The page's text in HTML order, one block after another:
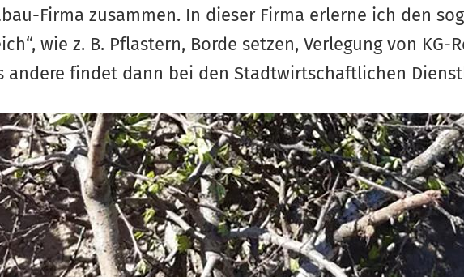
Firma zusammen. In dieser Firma erlerne ich den
wie z. B. Pflastern, Borde setzen, Verlegung von KG-
andere findet dann bei den Stadtwirtschaftlichen